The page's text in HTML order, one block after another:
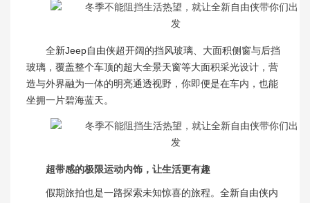
全新Jeep自由侠超开阔的挡风玻璃、大面积侧窗与后挡
玻璃，覆盖整个车顶的超大全景天窗等大面积采光设计，营
造与外界融为一体的明亮通透视野，你即便是在车内，也能
坐拥一片碧海蓝天。
超带感的极限运动内饰，让生活更有趣
假期旅拍也是一路探索未知惊喜的旅程。全新自由侠内